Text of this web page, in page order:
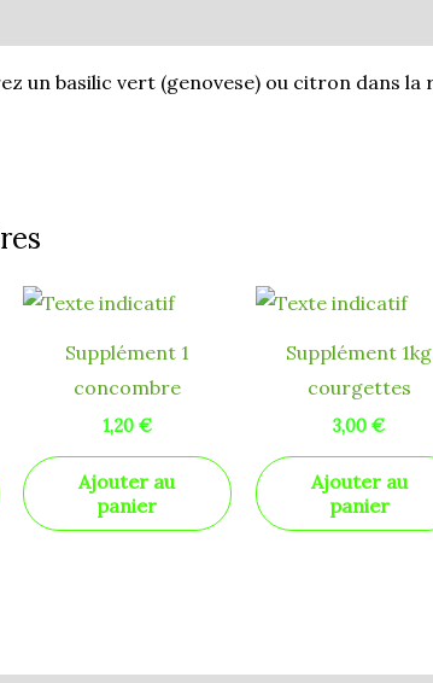
un basilic vert (genovese) ou citron dans la
Supplément 1
concombre
1,20 €
Ajouter au
panier
Supplément 1kg
courgettes
3,00€
Ajouter au
panier